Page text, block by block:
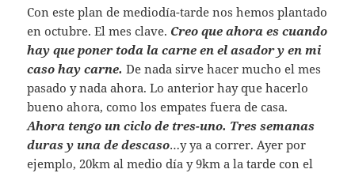
Con este plan de mediodía-tarde nos hemos plantado
en octubre. El mes clave. Creo que ahora es cuando
hay que poner toda la carne en el asador y en mi
caso hay carne. De nada sirve hacer mucho el mes
pasado y nada ahora. Lo anterior hay que hacerlo
bueno ahora, como los empates fuera de casa.
Ahora tengo un ciclo de tres-uno. Tres semanas
duras y una de descaso…y ya a correr. Ayer por
ejemplo, 20km al medio día y 9km a la tarde con el